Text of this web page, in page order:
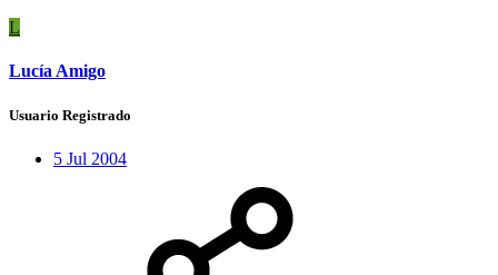
L
Lucía Amigo
Usuario Registrado
5 Jul 2004